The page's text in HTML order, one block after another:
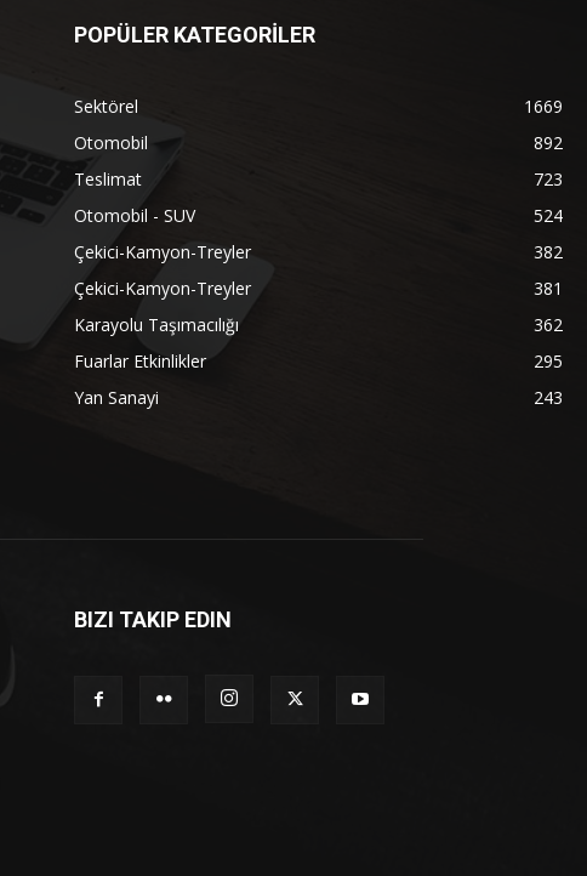
POPÜLER KATEGORİLER
Sektörel
1669
Otomobil
892
Teslimat
723
Otomobil - SUV
524
Çekici-Kamyon-Treyler
382
Çekici-Kamyon-Treyler
381
Karayolu Taşımacılığı
362
Fuarlar Etkinlikler
295
Yan Sanayi
243
BIZI TAKIP EDIN